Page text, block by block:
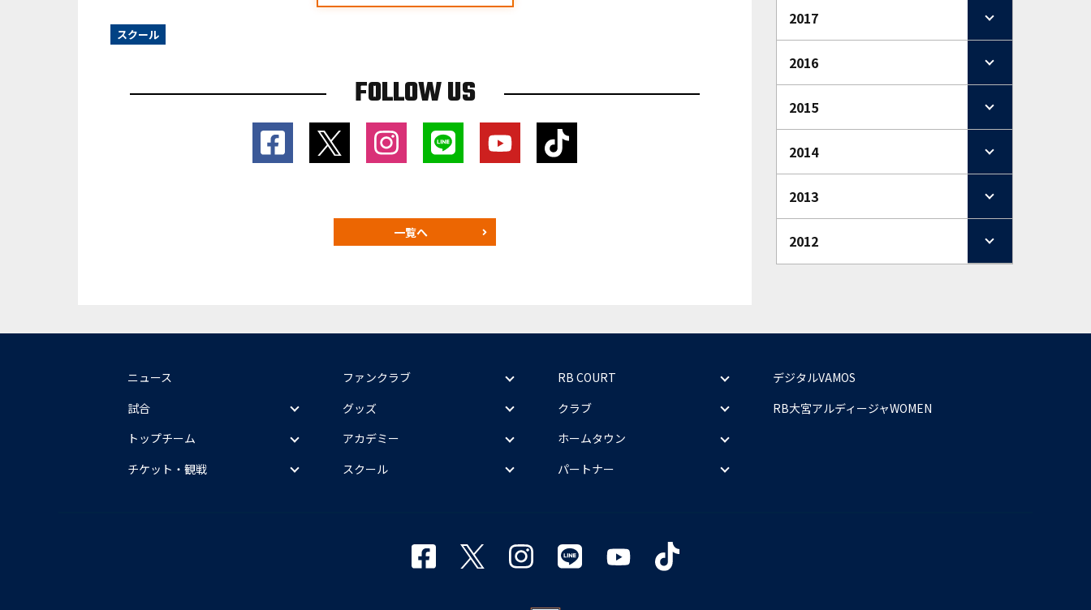
スクール
FOLLOW US
一覧へ
2017
2016
2015
2014
2013
2012
ニュース
試合
トップチーム
チケット・観戦
ファンクラブ
グッズ
アカデミー
スクール
RB COURT
クラブ
ホームタウン
パートナー
デジタルVAMOS
RB大宮アルディージャWOMEN